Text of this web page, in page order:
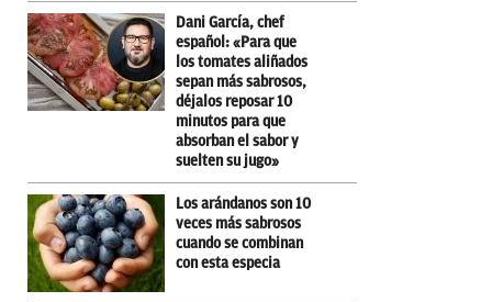
Dani García, chef
español: «Para que
los tomates aliñados
sepan más sabrosos,
déjalos reposar 10
minutos para que
absorban el sabor y
suelten su jugo»
Los arándanos son 10
veces más sabrosos
cuando se combinan
con esta especia